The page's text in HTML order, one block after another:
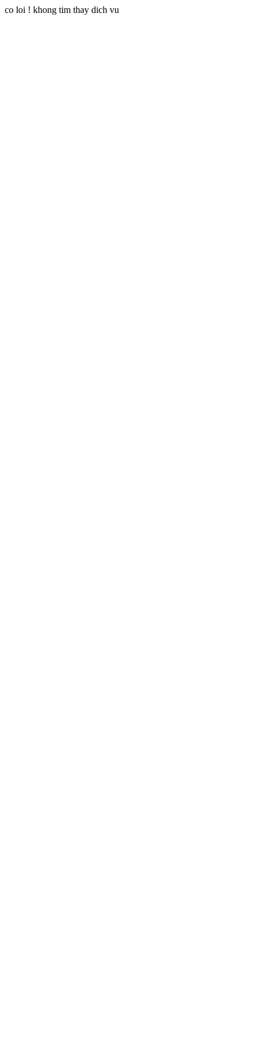
co loi ! khong tim thay dich vu